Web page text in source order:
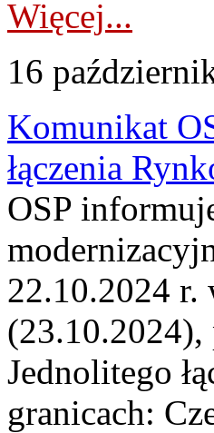
Więcej...
16
Komunikat
łączenia
OSP
22.10.2024 r.
(23.10.2024),
Jednolitego
granicach: